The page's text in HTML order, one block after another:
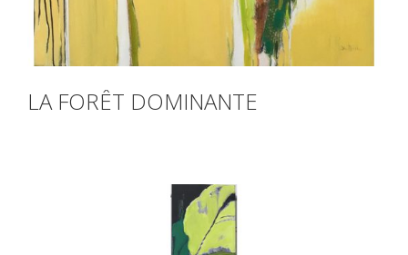
LA FORÊT DOMINANTE